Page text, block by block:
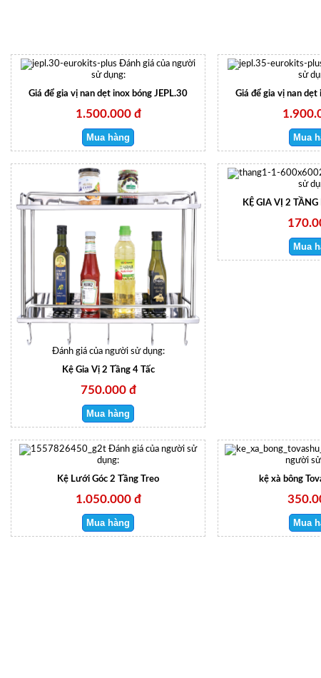
Đánh giá của người
sử dụng:
Giá để gia vị nan dẹt inox bóng JEPL.30
1.500.000 đ
sử
Giá để gia vị nan dẹt
Đánh giá của người sử dụng:
Kệ Gia Vị 2 Tầng 4 Tấc
750.000 đ
sử
KỆ GIA VỊ 2
Đánh giá của người sử
dụng:
Kệ Lưới Góc 2 Tầng Treo
1.050.000 đ
người
kệ xà bông